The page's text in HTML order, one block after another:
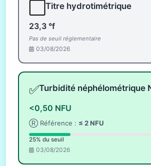
Titre hydrotimétrique
23,3 °f
Pas de seuil réglementaire
03/08/2026
✅Turbidité néphélométrique
<0,50 NFU
Ⓡ Référence : ≤ 2 NFU
25% du seuil
03/08/2026